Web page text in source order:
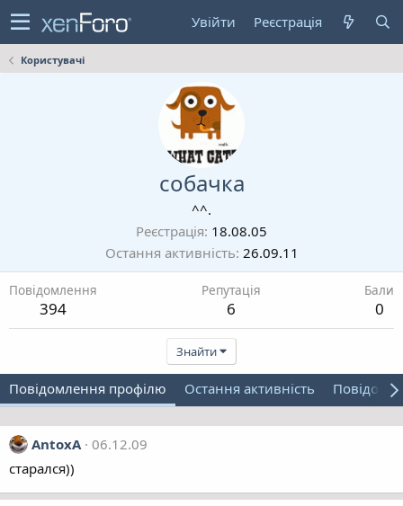
Увійти Реєстрація
Користувачі
собачка
^^.
Реєстрація 18.08.05
Остання активність 26.09.11
Повідомлення
394
Репутація
6
Бали
0
Знайти
Повідомлення профілю Остання активність
AntoxA 06.12.09
старался))